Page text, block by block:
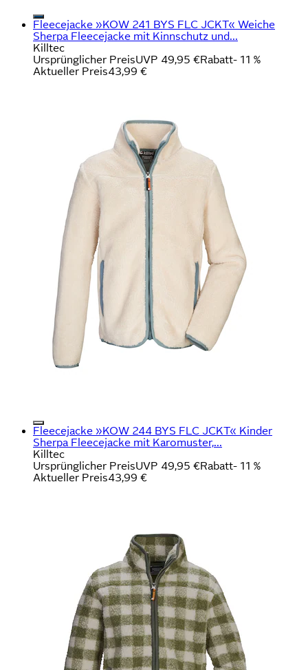
Fleecejacke »KOW 241 BYS FLC JCKT« Weiche
Sherpa Fleecejacke mit Kinnschutz und...
Killtec
Ursprünglicher PreisUVP 49,95 €Rabatt- 11 %
Aktueller Preis43,99 €
Fleecejacke »KOW 244 BYS FLC JCKT« Kinder
Sherpa Fleecejacke mit Karomuster,...
Killtec
Ursprünglicher PreisUVP 49,95 €Rabatt- 11 %
Aktueller Preis43,99 €